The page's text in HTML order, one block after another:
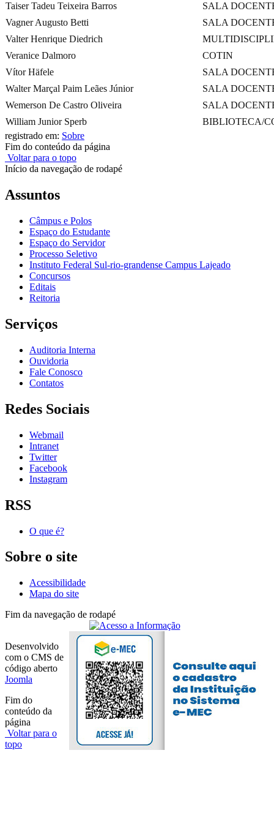
Taiser Tadeu Teixeira Barros
SALA
Vagner Augusto Betti
SALA
Valter Henrique Diedrich
Veranice Dalmoro
COTIN
Vítor Häfele
SALA
Walter Marçal Paim Leães Júnior
SALA
Wemerson De Castro Oliveira
SALA
William Junior Sperb
BIBLIOTECA/
registrado em: Sobre
Fim do conteúdo da página
Voltar para o topo
Início da navegação de rodapé
Assuntos
Câmpus e Polos
Espaço do Estudante
Espaço do Servidor
Processo Seletivo
Instituto Federal Sul-rio-grandense Campus Lajeado
Concursos
Editais
Reitoria
Serviços
Auditoria Interna
Ouvidoria
Fale Conosco
Contatos
Redes Sociais
Webmail
Intranet
Twitter
Facebook
Instagram
RSS
O que é?
Sobre o site
Acessibilidade
Mapa do site
Fim da navegação de rodapé
Desenvolvido
com o CMS de
código aberto
Joomla
Fim do
conteúdo da
página
Voltar para o
topo